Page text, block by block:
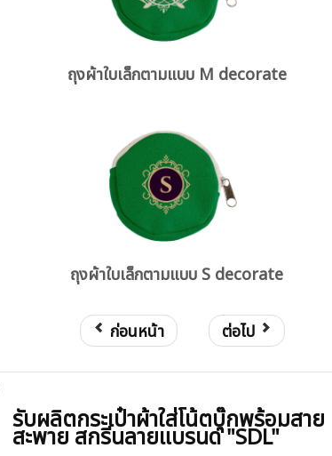
ถุงผ้าใบเล็กตามแบบ M decorate
ถุงผ้าใบเล็กตามแบบ S decorate
ก่อนหน้า ต่อไป
รับผลิตกระเป๋าผ้าใส่โน้ตบุ๊กพร้อมสาย
สะพาย สกรีนลายแบรนด์ "SDL"